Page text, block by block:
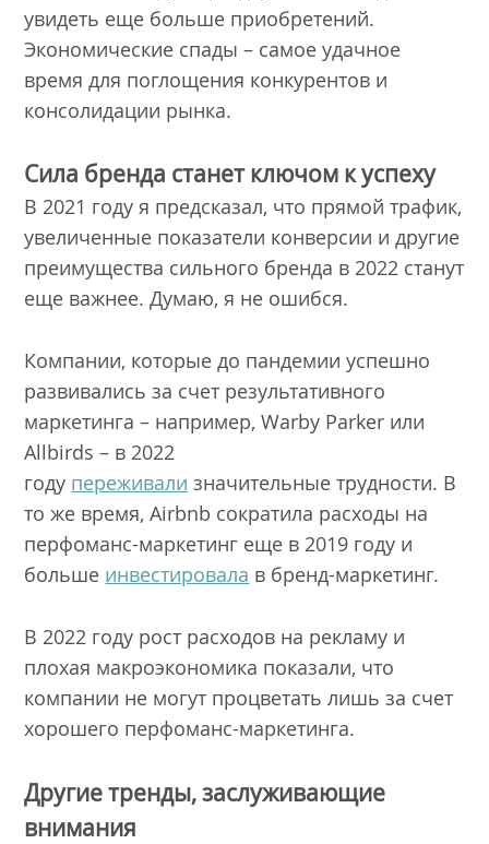
увидеть еще больше приобретений.
Экономические спады – самое удачное
время для поглощения конкурентов и
консолидации рынка.
Сила бренда станет ключом к успеху
В 2021 году я предсказал, что прямой трафик,
увеличенные показатели конверсии и другие
преимущества сильного бренда в 2022 станут
еще важнее. Думаю, я не ошибся.
Компании, которые до пандемии успешно
развивались за счет результативного
маркетинга – например, Warby Parker или
Allbirds – в 2022
году переживали значительные трудности. В
то же время, Airbnb сократила расходы на
перфоманс-маркетинг еще в 2019 году и
больше инвестировала в бренд-маркетинг.
В 2022 году рост расходов на рекламу и
плохая макроэкономика показали, что
компании не могут процветать лишь за счет
хорошего перфоманс-маркетинга.
Другие тренды, заслуживающие
внимания